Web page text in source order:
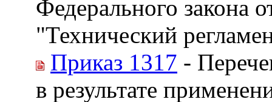
Федерального закона
"Технический
Приказ 1317 -
в результате